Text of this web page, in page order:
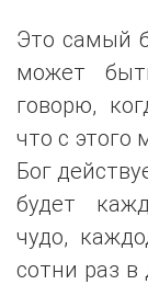
Это самый
может
говорю,
что с этого
Бог
будет
чудо,
сотни раз в